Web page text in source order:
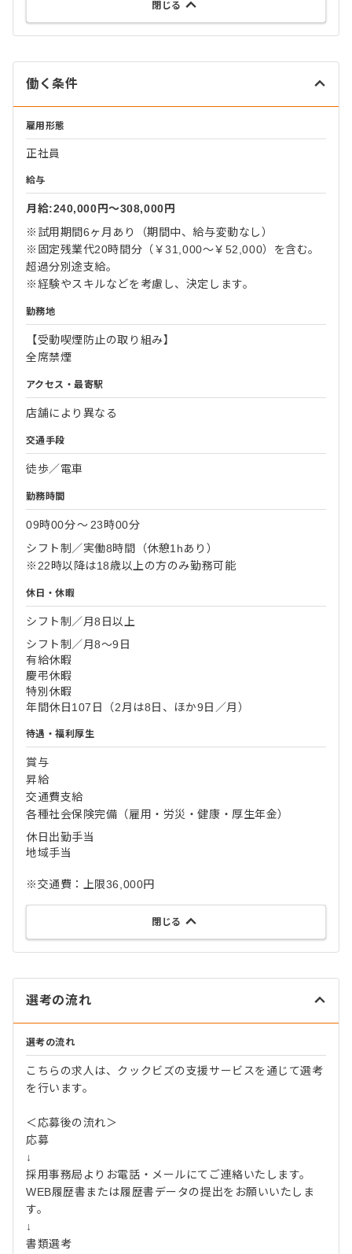
閉じる
働く条件
雇用形態
正社員
給与
月給:240,000円〜308,000円
※試用期間6ヶ月あり（期間中、給与変動なし）
※固定残業代20時間分（￥31,000～￥52,000）を含む。
超過分別途支給。
※経験やスキルなどを考慮し、決定します。
勤務地
【受動喫煙防止の取り組み】
全席禁煙
アクセス・最寄駅
店舗により異なる
交通手段
徒歩／電車
勤務時間
09時00分〜 23時00分
シフト制／実働8時間（休憩1hあり）
※22時以降は18歳以上の方のみ勤務可能
休日・休暇
シフト制／月8日以上
シフト制／月8～9日
有給休暇
慶弔休暇
特別休暇
年間休日107日（2月は8日、ほか9日／月）
待遇・福利厚生
賞与
昇給
交通費支給
各種社会保険完備（雇用・労災・健康・厚生年金）
休日出勤手当
地域手当
※交通費：上限36,000円
閉じる
選考の流れ
選考の流れ
こちらの求人は、クックビズの支援サービスを通じて選考
を行います。
＜応募後の流れ＞
応募
↓
採用事務局よりお電話・メールにてご連絡いたします。
WEB履歴書または履歴書データの提出をお願いいたしま
す。
↓
書類選考